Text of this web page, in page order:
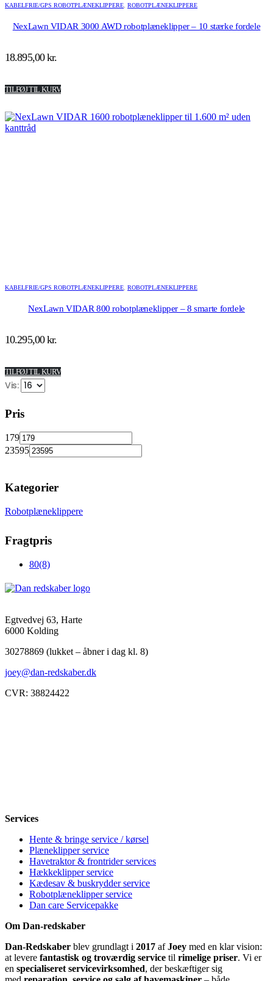
KABELFRIE/GPS ROBOTPLÆNEKLIPPERE ROBOTPLÆNEKLIPPERE
NexLawn VIDAR 3000 AWD robotplæneklipper – 10 stærke fordele
18.895,00kr.
TILFØJ TIL KURV
KABELFRIE/GPS ROBOTPLÆNEKLIPPERE ROBOTPLÆNEKLIPPERE
NexLawn VIDAR 800 robotplæneklipper – 8 smarte fordele
10.295,00kr.
TILFØJ TIL KURV
Vis:
Pris
179
23595
Kategorier
Robotplæneklippere
Fragtpris
80(8)
Egtvedvej 63, Harte
6000 Kolding
30278869 (lukket – åbner i dag kl. 8)
joey@dan-redskaber.dk
CVR: 38824422
Services
Hente & bringe service / kørsel
Plæneklipper service
Havetraktor & frontrider services
Hækkeklipper service
Kædesav & buskrydder service
Robotplæneklipper service
Dan care Servicepakke
Om Dan-redskaber
Dan-Redskaber blev grundlagt i 2017 afJoey med en klar vision:
at levere fantastisk og troværdig service til rimelige priser. Vi er
en specialiseret servicevirksomhed, der beskæftiger sig